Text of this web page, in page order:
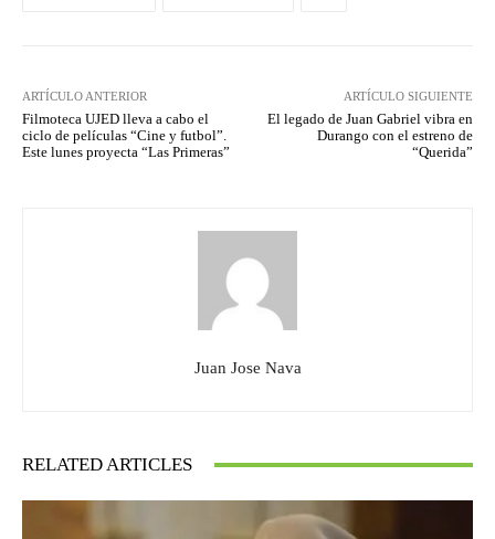
ARTÍCULO ANTERIOR
Filmoteca UJED lleva a cabo el
ciclo de películas “Cine y futbol”.
Este lunes proyecta “Las Primeras”
ARTÍCULO SIGUIENTE
El legado de Juan Gabriel vibra en
Durango con el estreno de
“Querida”
Juan Jose Nava
RELATED ARTICLES